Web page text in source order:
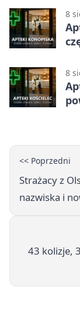
8
8
<< Poprzedni
Strażacy z
nazwiska i
43 kolizje,